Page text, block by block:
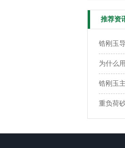
推荐资
锆刚玉
为什么
锆刚玉
重负荷